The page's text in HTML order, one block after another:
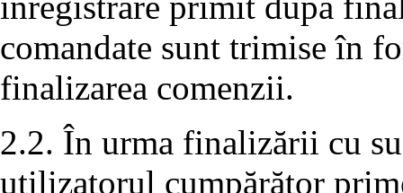
comandate sunt trimise în
finalizarea comenzii.
2.2. În urma finalizării cu
utilizatorul cumpărător